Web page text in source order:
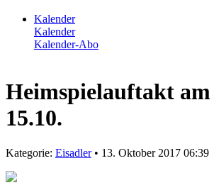
Kalender
Kalender
Kalender-Abo
Heimspielauftakt am
15.10.
Kategorie: Eisadler• 13. Oktober 2017 06:39